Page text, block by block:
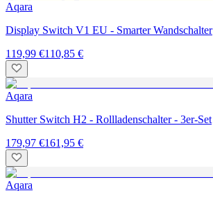
Aqara
Display Switch V1 EU - Smarter Wandschalter
119,99 €110,85 €
Aqara
Shutter Switch H2 - Rollladenschalter - 3er-Set
179,97 €161,95 €
Aqara